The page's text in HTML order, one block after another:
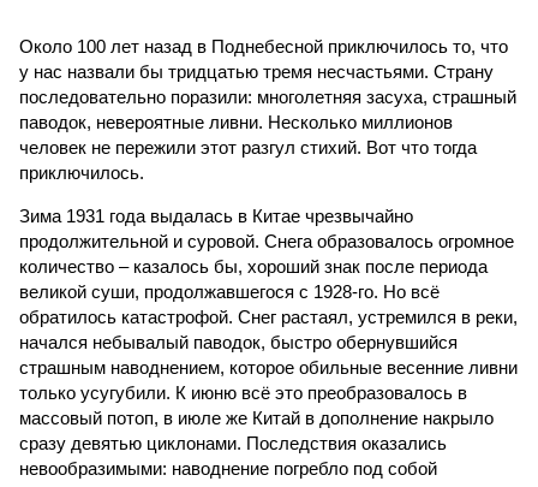
Около 100 лет назад в Поднебесной приключилось то, что
у нас назвали бы тридцатью тремя несчастьями. Страну
последовательно поразили: многолетняя засуха, страшный
паводок, невероятные ливни. Несколько миллионов
человек не пережили этот разгул стихий. Вот что тогда
приключилось.
Зима 1931 года выдалась в Китае чрезвычайно
продолжительной и суровой. Снега образовалось огромное
количество – казалось бы, хороший знак после периода
великой суши, продолжавшегося с 1928-го. Но всё
обратилось катастрофой. Снег растаял, устремился в реки,
начался небывалый паводок, быстро обернувшийся
страшным наводнением, которое обильные весенние ливни
только усугубили. К июню всё это преобразовалось в
массовый потоп, в июле же Китай в дополнение накрыло
сразу девятью циклонами. Последствия оказались
невообразимыми: наводнение погребло под собой